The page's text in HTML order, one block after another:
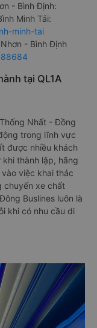
- Bình Định:
Minh Tải:
minh-tai
- Bình Định
tại QL1A
Nhất - Đồng
trong lĩnh vực
được nhiều khách
thành lập, hãng
việc khai thác
chuyến xe chất
Buslines luôn là
khi có nhu cầu di